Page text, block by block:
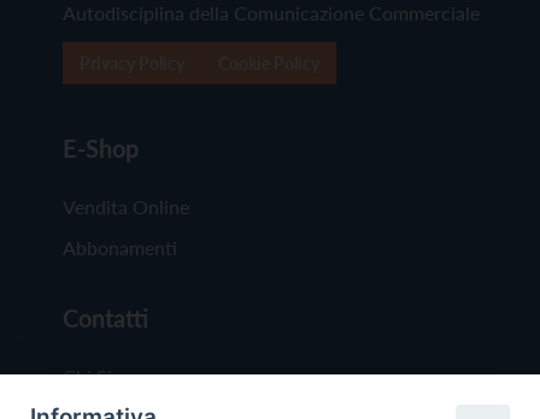
Autodisciplina della Comunicazione Commerciale
E-Shop
Vendita Online
Abbonamenti
Contatti
Chi Siamo